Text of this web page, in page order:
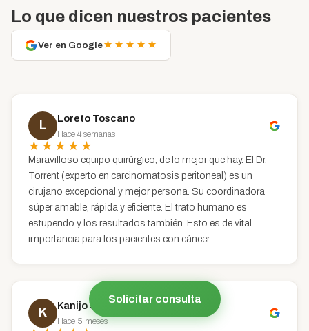
Lo que dicen nuestros pacientes
Ver en Google★★★★★
L
Loreto Toscano
Hace 4 semanas
★★★★★
Maravilloso equipo quirúrgico, de lo mejor que hay. El Dr.
Torrent (experto en carcinomatosis peritoneal) es un
cirujano excepcional y mejor persona. Su coordinadora
súper amable, rápida y eficiente. El trato humano es
estupendo y los resultados también. Esto es de vital
importancia para los pacientes con cáncer.
K
Kanijo Sánchez
Hace 5 meses
Solicitar consulta